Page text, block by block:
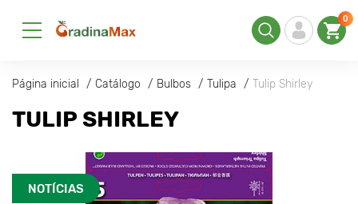
0
Página inicial Catálogo Bulbos Tulipa Tulip Shirley
TULIP SHIRLEY
NOTÍCIAS